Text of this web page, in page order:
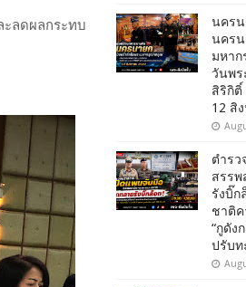
ลดผลกระทบ
นครน
นครน
มหาก
วันพร
สิริกิ
12 สิ
ตำรว
สรรพ
รังบิ๊ก
ชาติค
“กูดัง
ปรับท